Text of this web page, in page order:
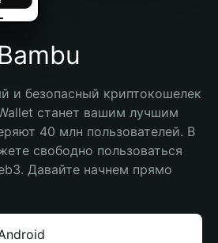
и безопасный криптокошелек
станет вашим лучшим
40 млн пользователей. В
свободно пользоваться
Давайте начнем прямо